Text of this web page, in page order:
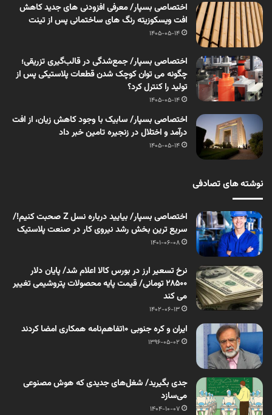
اختصاصی بسپار/ معرفی افزودنی های جدید کاهش
افت ویسکوزیته رنگ های ساختمانی پس از تینت
1405-05-14
اختصاصی بسپار/ جمع‌شدگی در قالب‌گیری تزریقی؛
چگونه می توان کوچک شدن قطعات پلاستیکی پس از
تولید را کنترل کرد؟
1405-05-14
اختصاصی بسپار/ سابیک با وجود کاهش زیان، از افت
درآمد و اختلال در زنجیره تامین خبر داد
1405-05-14
نوشته های تصادفی
اختصاصی بسپار/ بیایید درباره نسل Z صحبت کنیم!/
سریع ترین بخش رشد نیروی کار در صنعت پلاستیک
1401-06-08
نرخ تسعیر ارز در بورس کالا اعلام شد/ پایان دلار
28500 تومانی/ قیمت پایه محصولات پتروشیمی تغییر
می کند
1402-06-13
ایران و کره جنوبی ۱۰تفاهم‌نامه همکاری امضا کردند
1396-05-02
جدی بگیرید/ شغل‌های جدیدی که هوش مصنوعی
می‌سازد
1404-10-07